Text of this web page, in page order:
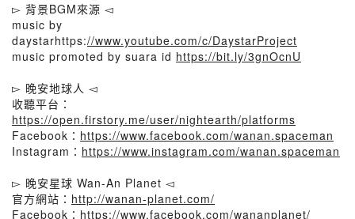
▻ 背景BGM來源 ◅
music by
daystarhttps://www.youtube.com/c/DaystarProject
music promoted by suara id https://bit.ly/3gnOcnU
▻ 晚安地球人 ◅
收聽平台：
https://open.firstory.me/user/nightearth/platforms
Facebook： https://www.facebook.com/wanan.spaceman
Instagram： https://www.instagram.com/wanan.spaceman
▻ 晚安星球 Wan-An Planet ◅
官方網站： http://wanan-planet.com/
Facebook： https://www.facebook.com/wananplanet/